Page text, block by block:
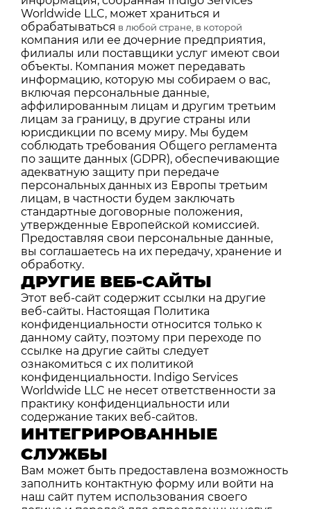
Worldwide LLC, может храниться и
обрабатываться в любой стране, в которой
компания или ее дочерние предприятия,
филиалы или поставщики услуг имеют свои
объекты. Компания может передавать
информацию, которую мы собираем о вас,
включая персональные данные,
аффилированным лицам и другим третьим
лицам за границу, в другие страны или
юрисдикции по всему миру. Мы будем
соблюдать требования Общего регламента
по защите данных (GDPR), обеспечивающие
адекватную защиту при передаче
персональных данных из Европы третьим
лицам, в частности будем заключать
стандартные договорные положения,
утвержденные Европейской комиссией.
Предоставляя свои персональные данные,
вы соглашаетесь на их передачу, хранение и
обработку.
ДРУГИЕ ВЕБ-САЙТЫ
Этот веб-сайт содержит ссылки на другие
веб-сайты. Настоящая Политика
конфиденциальности относится только к
данному сайту, поэтому при переходе по
ссылке на другие сайты следует
ознакомиться с их политикой
конфиденциальности. Indigo Services
Worldwide LLC не несет ответственности за
практику конфиденциальности или
содержание таких веб-сайтов.
ИНТЕГРИРОВАННЫЕ
СЛУЖБЫ
Вам может быть предоставлена возможность
заполнить контактную форму или войти на
наш сайт путем использования своего